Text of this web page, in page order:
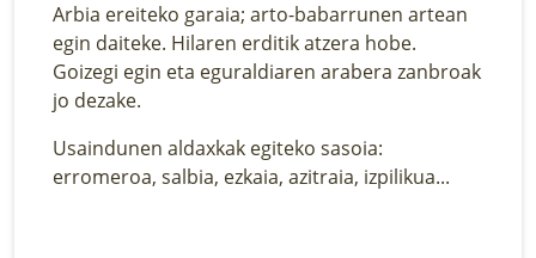
Arbia ereiteko garaia; arto-babarrunen artean
egin daiteke. Hilaren erditik atzera hobe.
Goizegi egin eta eguraldiaren arabera zanbroak
jo dezake.
Usaindunen aldaxkak egiteko sasoia:
erromeroa, salbia, ezkaia, azitraia, izpilikua...